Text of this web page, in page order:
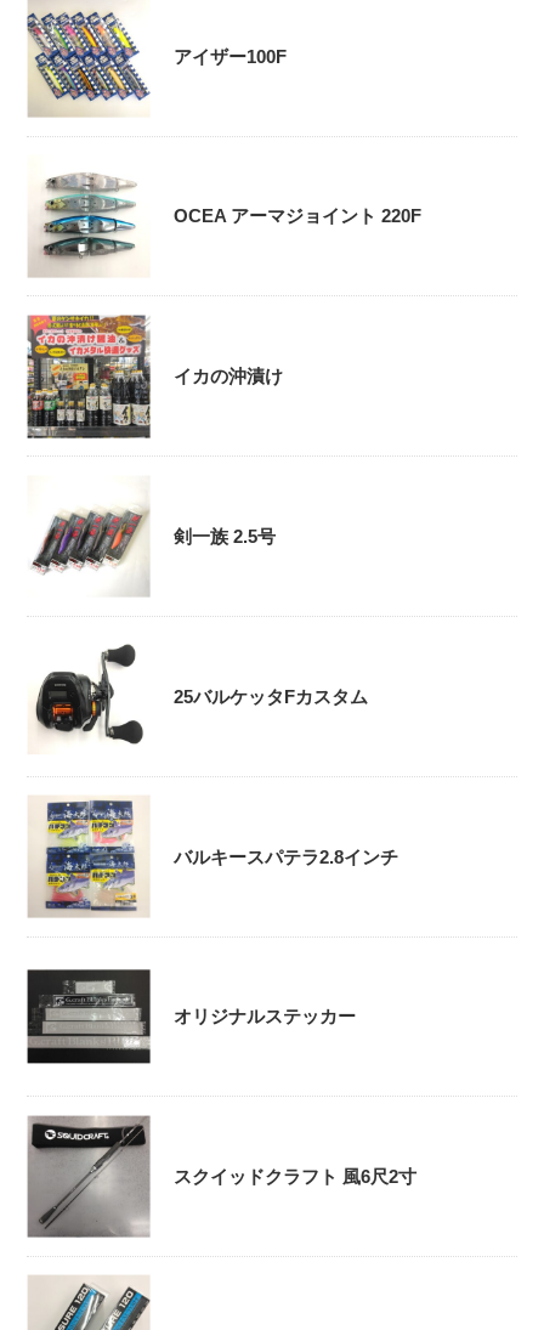
アイザー100F
OCEA アーマジョイント 220F
イカの沖漬け
剣一族 2.5号
25バルケッタFカスタム
バルキースパテラ2.8インチ
オリジナルステッカー
スクイッドクラフト 風6尺2寸